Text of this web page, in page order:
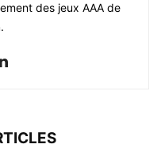
des jeux AAA de